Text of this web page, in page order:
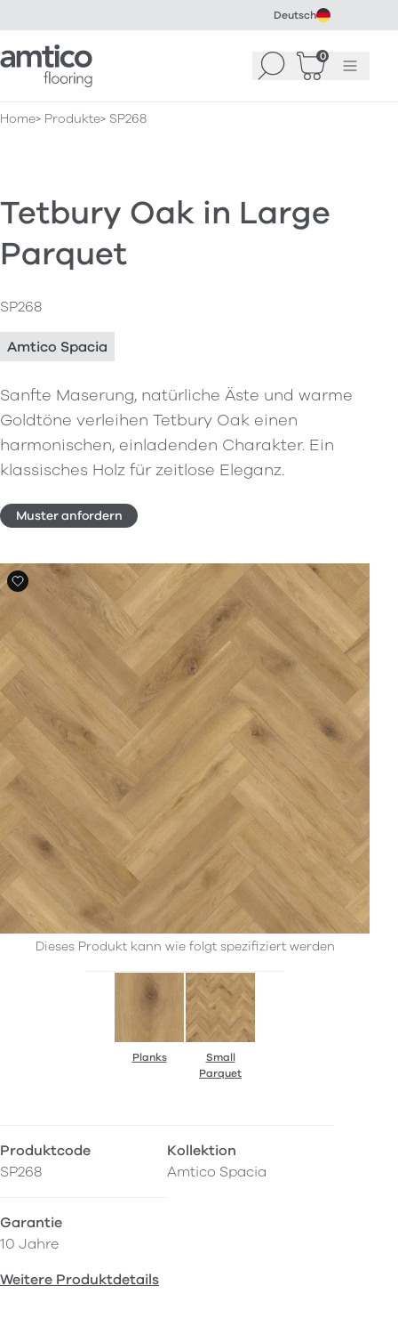
Deutsch
Amtico Flooring Suchen 0
WarenkorbMenü
Home Produkte SP268
Tetbury Oak in Large
Parquet
SP268
Amtico Spacia
Sanfte Maserung, natürliche Äste und warme
Goldtöne verleihen Tetbury Oak einen
harmonischen, einladenden Charakter. Ein
klassisches Holz für zeitlose Eleganz.
Muster anfordern
Dieses Produkt kann wie folgt spezifiziert werden
Planks
Small
Parquet
Produktcode
SP268
Kollektion
Amtico Spacia
Garantie
10 Jahre
Weitere Produktdetails